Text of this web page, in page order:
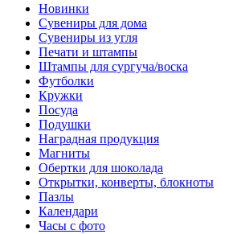
Новинки
Сувениры для дома
Сувениры из угля
Печати и штампы
Штампы для сургуча/воска
Футболки
Кружки
Посуда
Подушки
Наградная продукция
Магниты
Обертки для шоколада
Открытки, конверты, блокноты
Пазлы
Календари
Часы с фото